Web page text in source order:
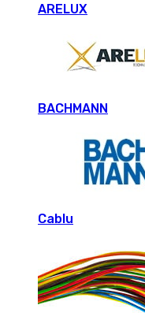
ARELUX
BACHMANN
Cablu